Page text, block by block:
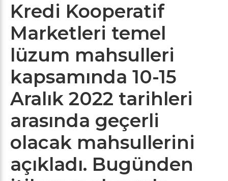
Kredi Kooperatif
Marketleri temel
lüzum mahsulleri
kapsamında 10-15
Aralık 2022 tarihleri
arasında geçerli
olacak mahsullerini
açıkladı. Bugünden